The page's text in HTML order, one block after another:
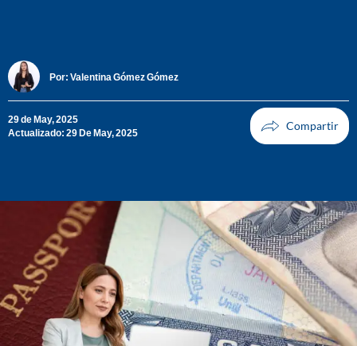
Por: Valentina Gómez Gómez
29 de May, 2025
Actualizado: 29 De May, 2025